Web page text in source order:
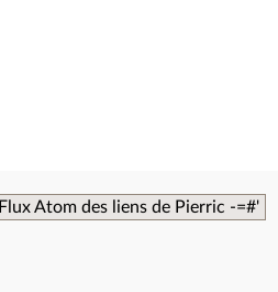
Flux Atom des liens de Pierric -=#'